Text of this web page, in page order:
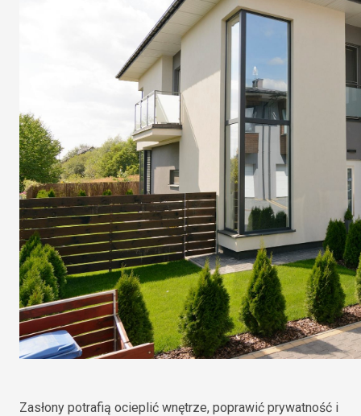
Zasłony potrafią ocieplić wnętrze, poprawić prywatność i